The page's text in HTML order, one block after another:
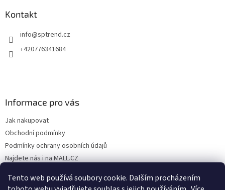
Tento web používá soubory cookie. Dalším procházením
Kontakt
info@sptrend.cz
+420776341684
Informace pro vás
Jak nakupovat
Obchodní podmínky
Podmínky ochrany osobních údajů
Najdete nás i na MALL.CZ
Formulář pro uplatnění reklamace